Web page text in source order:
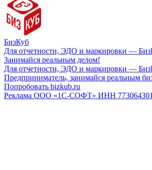
БизКуб
Для отчетности, ЭДО и маркировки —
Занимайся реальным делом!
Для отчетности, ЭДО и маркировки —
Предприниматель, занимайся реальным
Попробовать bizkub.ru
Реклама ООО «1С-СОФТ» ИНН